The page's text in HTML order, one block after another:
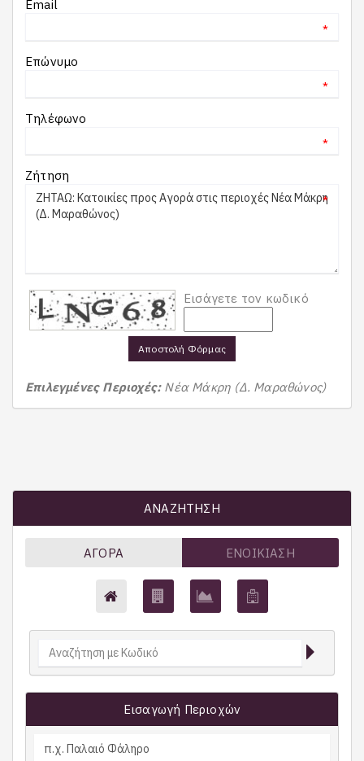
Email
*
Επώνυμο
*
Τηλέφωνο
*
Ζήτηση
*
Εισάγετε τον κωδικό
Αποστολή Φόρμας
Επιλεγμένες Περιοχές: Νέα Μάκρη (Δ. Μαραθώνος)
ΑΝΑΖΉΤΗΣΗ
ΑΓΟΡΆ ΕΝΟΙΚΊΑΣΗ
Εισαγωγή Περιοχών